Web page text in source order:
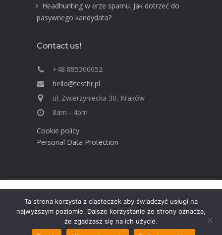
Headhunting w erze spamu. Jak dotrzeć do
pasywnego kandydata?
Contact us!
+48 885300052
hello@testhr.pl
ul. Zwierzyniecka 30, Kraków
8am - 4pm
Cookie policy
Personal Data Protection
Advisory Group TEST Human Resources ©
2025
używania. Korzystając ze strony wyrażasz zgodę na używanie
cookies, zgodnie z aktualnymi ustawieniami przeglądarki.
Ta strona korzysta z ciasteczek aby świadczyć usługi na
najwyższym poziomie. Dalsze korzystanie ze strony oznacza,
że zgadzasz się na ich użycie.